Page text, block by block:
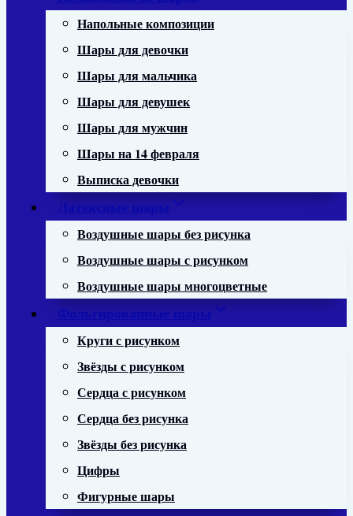
Напольные композиции
Шары для девочки
Шары для мальчика
Шары для девушек
Шары для мужчин
Шары на 14 февраля
Выписка девочки
Латексные шары
Воздушные шары без рисунка
Воздушные шары с рисунком
Воздушные шары многоцветные
Фольгированные шары
Круги с рисунком
Звёзды с рисунком
Сердца с рисунком
Сердца без рисунка
Звёзды без рисунка
Цифры
Фигурные шары